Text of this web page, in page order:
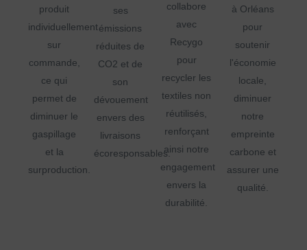
produit
individuellement
sur
commande,
ce qui
permet de
diminuer le
gaspillage
et la
surproduction.
ses
émissions
réduites de
CO2 et de
son
dévouement
envers des
livraisons
écoresponsables.
collabore
avec
Recygo
pour
recycler les
textiles non
réutilisés,
renforçant
ainsi notre
engagement
envers la
durabilité.
à Orléans
pour
soutenir
l'économie
locale,
diminuer
notre
empreinte
carbone et
assurer une
qualité.